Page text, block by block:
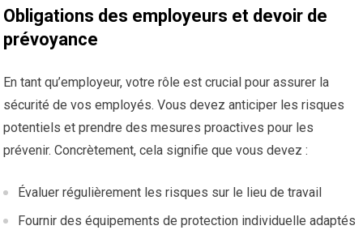
Obligations des employeurs et devoir de
prévoyance
En tant qu’employeur, votre rôle est crucial pour assurer la
sécurité de vos employés. Vous devez anticiper les risques
potentiels et prendre des mesures proactives pour les
prévenir. Concrètement, cela signifie que vous devez :
Évaluer régulièrement les risques sur le lieu de travail
Fournir des équipements de protection individuelle adaptés